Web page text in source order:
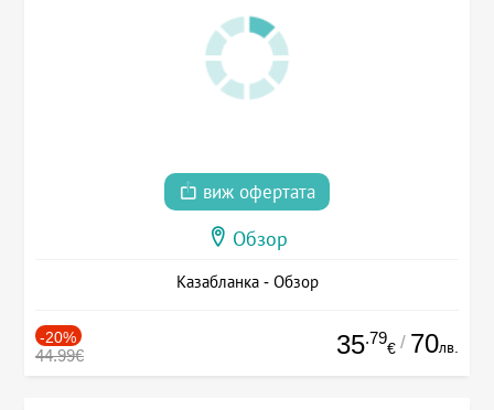
виж офертата
Обзор
Казабланка - Обзор
-20%
44.99€ 35.79
€ / 70лв.